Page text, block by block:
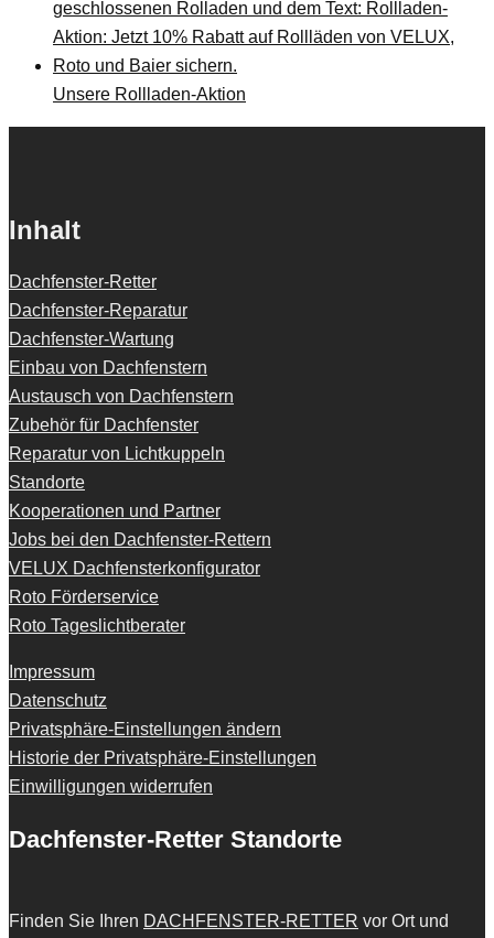
Unsere Rollladen-Aktion
Inhalt
Dachfenster-Retter
Dachfenster-Reparatur
Dachfenster-Wartung
Einbau von Dachfenstern
Austausch von Dachfenstern
Zubehör für Dachfenster
Reparatur von Lichtkuppeln
Standorte
Kooperationen und Partner
Jobs bei den Dachfenster-Rettern
VELUX Dachfensterkonfigurator
Roto Förderservice
Roto Tageslichtberater
Impressum
Datenschutz
Privatsphäre-Einstellungen ändern
Historie der Privatsphäre-Einstellungen
Einwilligungen widerrufen
Dachfenster-Retter Standorte
Finden Sie Ihren DACHFENSTER-RETTER vor Ort und